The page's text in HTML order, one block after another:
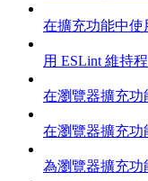
在擴充功能中使
用 ESLint 維持
在瀏覽器擴充功
在瀏覽器擴充功
為瀏覽器擴充功